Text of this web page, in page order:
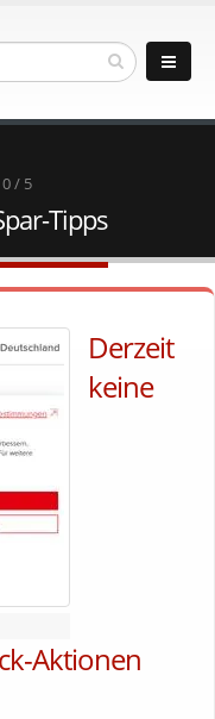
0 / 5
Tipps
Derzeit
keine
Aktionen